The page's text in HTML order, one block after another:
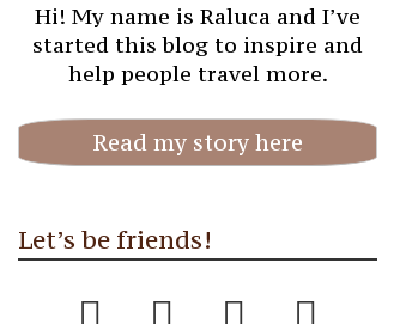
Hi! My name is Raluca and I’ve
started this blog to inspire and
help people travel more.
Read my story here
Let’s be friends!